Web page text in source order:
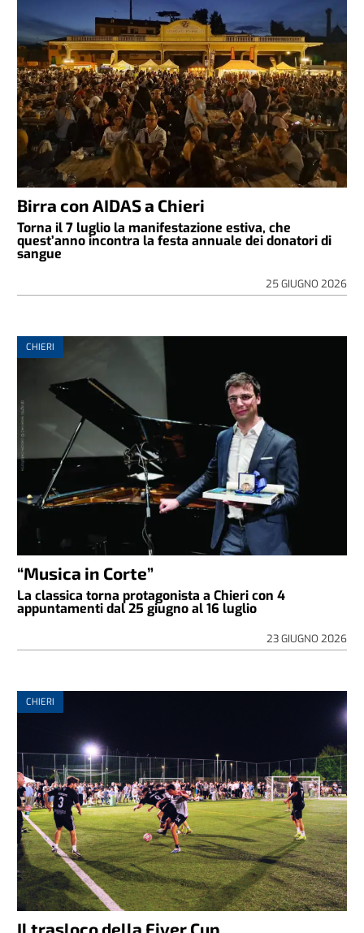
Birra con AIDAS a Chieri
Torna il 7 luglio la manifestazione estiva, che
quest’anno incontra la festa annuale dei donatori di
sangue
25 GIUGNO 2026
CHIERI
“Musica in Corte”
La classica torna protagonista a Chieri con 4
appuntamenti dal 25 giugno al 16 luglio
23 GIUGNO 2026
CHIERI
Il trasloco della Fiver Cup